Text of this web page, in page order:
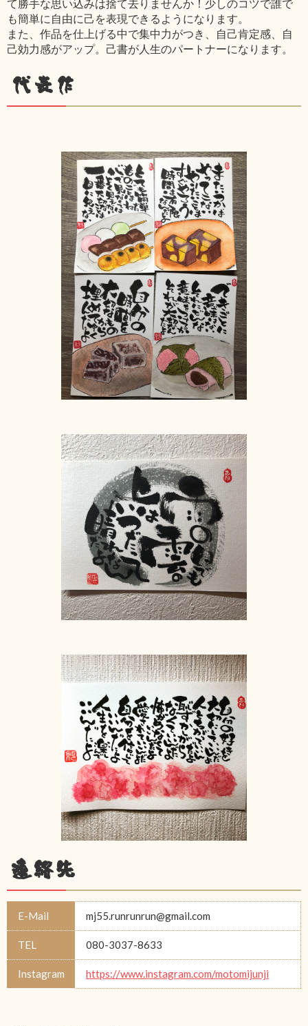
て勝手な思い込みは捨て去りませんか！少しのコツで誰で
も簡単に自由に己を表現できるようになります。
また、作品を仕上げる中で集中力がつき、自己肯定感、自
己効力感がアップ。己書が人生のパートナーになります。
代表作
連絡先
E-Mail mj55.runrunrun@gmail.com
TEL 080-3037-8633
Instagram https://www.instagram.com/motomijunji